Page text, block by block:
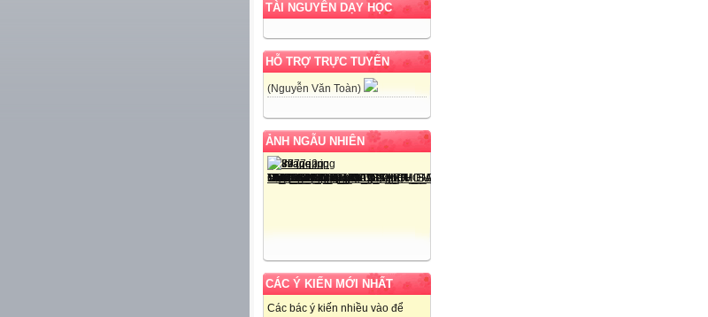
TÀI NGUYÊN DẠY HỌC
HỖ TRỢ TRỰC TUYẾN
(Nguyễn Văn Toàn)
ẢNH NGẪU NHIÊN
CÁC Ý KIẾN MỚI NHẤT
Các bác ý kiến nhiều vào để